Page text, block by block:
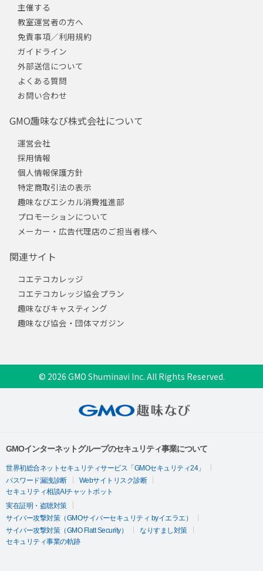
主催する
教室運営者の方へ
免責事項／利用規約
ガイドライン
外部送信について
よくある質問
お問い合わせ
GMO趣味なび株式会社について
運営会社
採用情報
個人情報保護方針
特定商取引法の表示
趣味なびエシカル消費推進部
プロモーションについて
メーカー・広告代理店のご担当者様へ
関連サイト
コエテコカレッジ
コエテコカレッジ協会プラン
趣味なびキャスティング
趣味なび協会・団体マガジン
© 2026 GMO Shuminavi Inc. All Rights Reserved.